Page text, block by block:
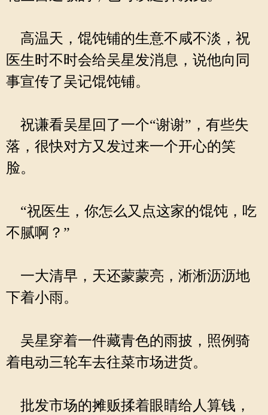
高温天，馄饨铺的生意不咸不淡，祝
医生时不时会给吴星发消息，说他向同
事宣传了吴记馄饨铺。
祝谦看吴星回了一个“谢谢”，有些失
落，很快对方又发过来一个开心的笑
脸。
“祝医生，你怎么又点这家的馄饨，吃
不腻啊？”
一大清早，天还蒙蒙亮，淅淅沥沥地
下着小雨。
吴星穿着一件藏青色的雨披，照例骑
着电动三轮车去往菜市场进货。
批发市场的摊贩揉着眼睛给人算钱，